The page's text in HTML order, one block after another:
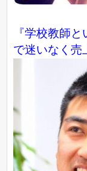
『学校教師
で迷いなく売